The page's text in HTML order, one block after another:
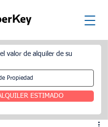
valor de alquiler de su
ESTIMADO